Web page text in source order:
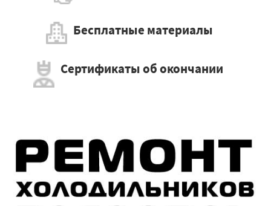
Бесплатные материалы
Сертификаты об окончании